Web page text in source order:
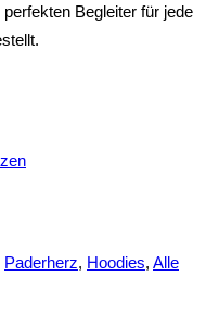
Begleiter für jede
Paderherz, Hoodies, Alle